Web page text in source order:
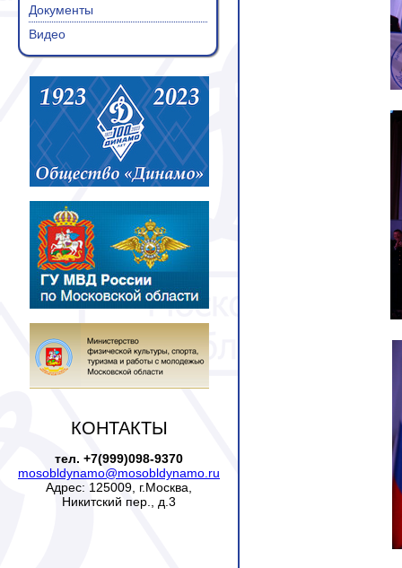
Документы
Видео
КОНТАКТЫ
тел. +7(999)098-9370
mosobldynamo@mosobldynamo.ru
Адрес: 125009, г.Москва,
Никитский пер., д.3